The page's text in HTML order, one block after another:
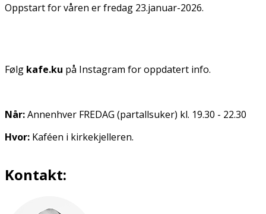
Oppstart for våren er fredag 23.januar-2026.
Følg kafe.ku på Instagram for oppdatert info.
Når:Annenhver FREDAG (partallsuker) kl. 19.30 - 22.30
Hvor: Kaféen i kirkekjelleren.
Kontakt: